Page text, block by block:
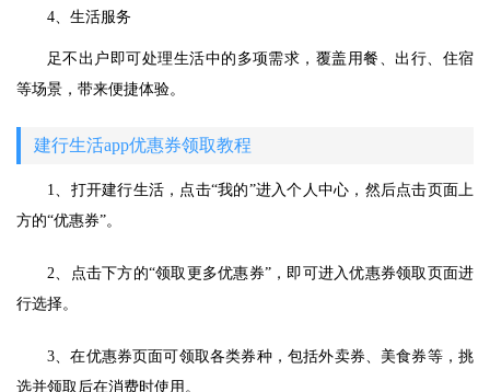
4、生活服务
足不出户即可处理生活中的多项需求，覆盖用餐、出行、住宿
等场景，带来便捷体验。
建行生活app优惠券领取教程
1、打开建行生活，点击“我的”进入个人中心，然后点击页面上
方的“优惠券”。
2、点击下方的“领取更多优惠券”，即可进入优惠券领取页面进
行选择。
3、在优惠券页面可领取各类券种，包括外卖券、美食券等，挑
选并领取后在消费时使用。